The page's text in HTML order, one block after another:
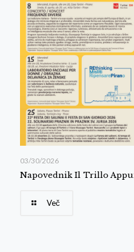
03/30/2026
Napovednik Il Trillo
Več